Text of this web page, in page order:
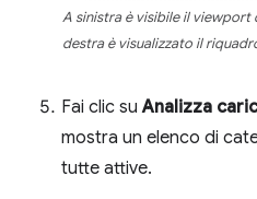
A sinistra è visibile il viewport
destra è visualizzato il
Fai clic suAnalizza
mostra un elenco di
tutte attive.